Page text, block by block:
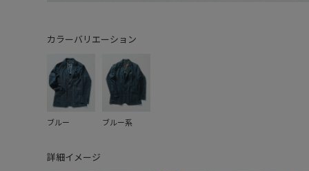
カラーバリエーション
ブルー ブルー系
詳細イメージ